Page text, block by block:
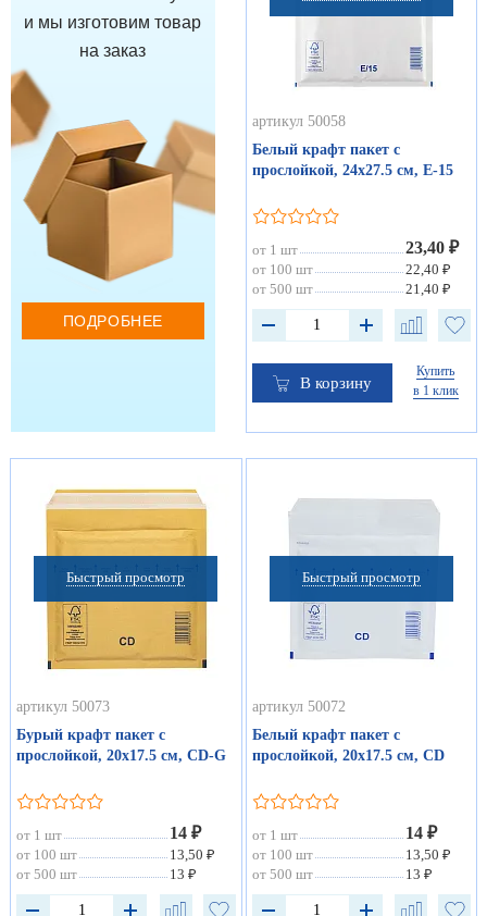
и мы изготовим товар
на заказ
ПОДРОБНЕЕ
артикул 50058
Белый крафт пакет с
прослойкой, 24х27.5 см, Е-15
от 1 шт 23,40 ₽
от 100 шт
22,40 ₽
от 500 шт
21,40 ₽
В корзину
Купить
в 1 клик
Быстрый просмотр
артикул 50073
Бурый крафт пакет с
прослойкой, 20х17.5 см, CD-G
от 1 шт 14 ₽
от 100 шт
13,50 ₽
от 500 шт
13 ₽
Быстрый просмотр
артикул 50072
Белый крафт пакет с
прослойкой, 20х17.5 см, CD
от 1 шт 14 ₽
от 100 шт
13,50 ₽
от 500 шт
13 ₽